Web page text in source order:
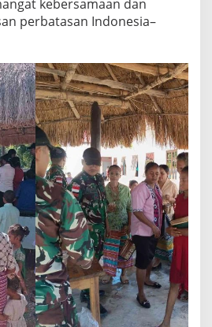
kebersamaan dan
perbatasan Indonesia–